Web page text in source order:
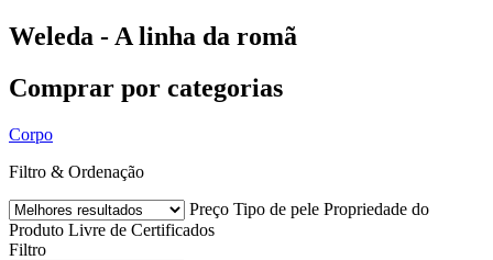
Weleda - A linha da romã
Comprar por categorias
Corpo
Filtro & Ordenação
Preço Tipo de pele Propriedade do
Produto Livre de Certificados
Filtro